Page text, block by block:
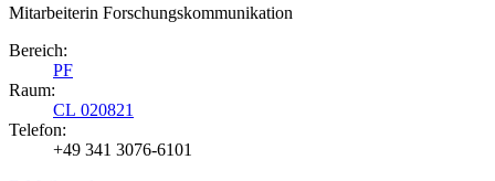
Mitarbeiterin Forschungs­kommunikation
Bereich:
PF
Raum:
CL 020821
Telefon:
+49 341 3076-6101